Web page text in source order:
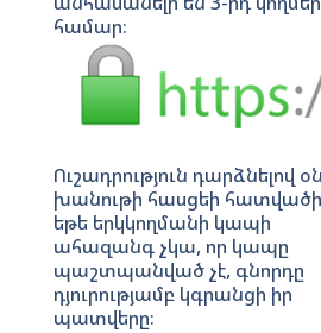
համար։
Ուշադրություն դարձնելով
խանութի հասցեի
եթե երկկողմանի կապի
ահազանգ չկա, որ կապը
պաշտպանված չէ, գնորդը
դյուրությամբ կգրանցի իր
պատվերը։